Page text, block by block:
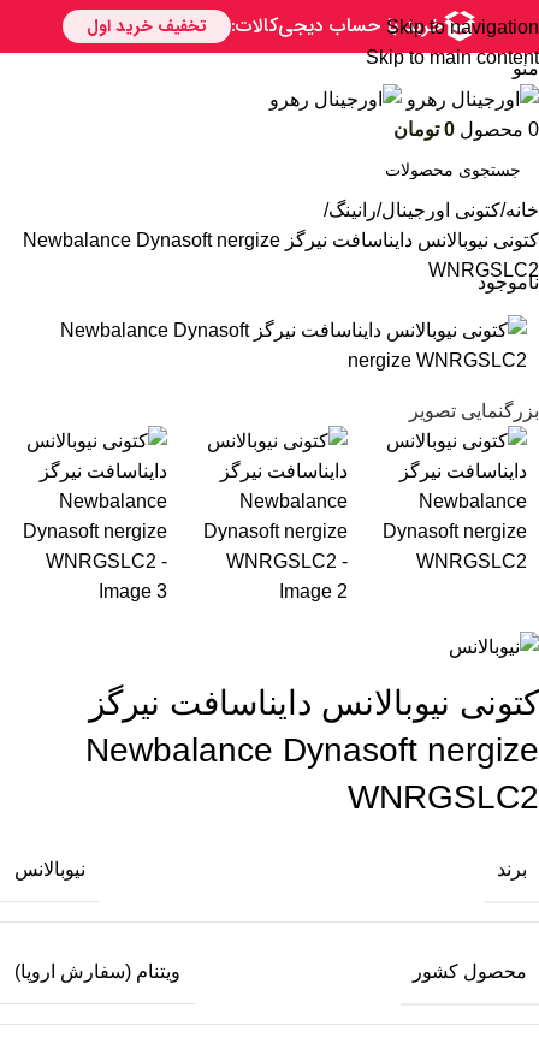
Skip to navigation
Skip to main content
منو
0 محصول 0 تومان
خانه کتونی اورجینال رانینگ
کتونی نیوبالانس دایناسافت نیرگز Newbalance Dynasoft nergize
WNRGSLC2
ناموجود
بزرگنمایی تصویر
کتونی نیوبالانس دایناسافت نیرگز
Newbalance Dynasoft nergize
WNRGSLC2
برند نیوبالانس
محصول کشور ویتنام (سفارش اروپا)